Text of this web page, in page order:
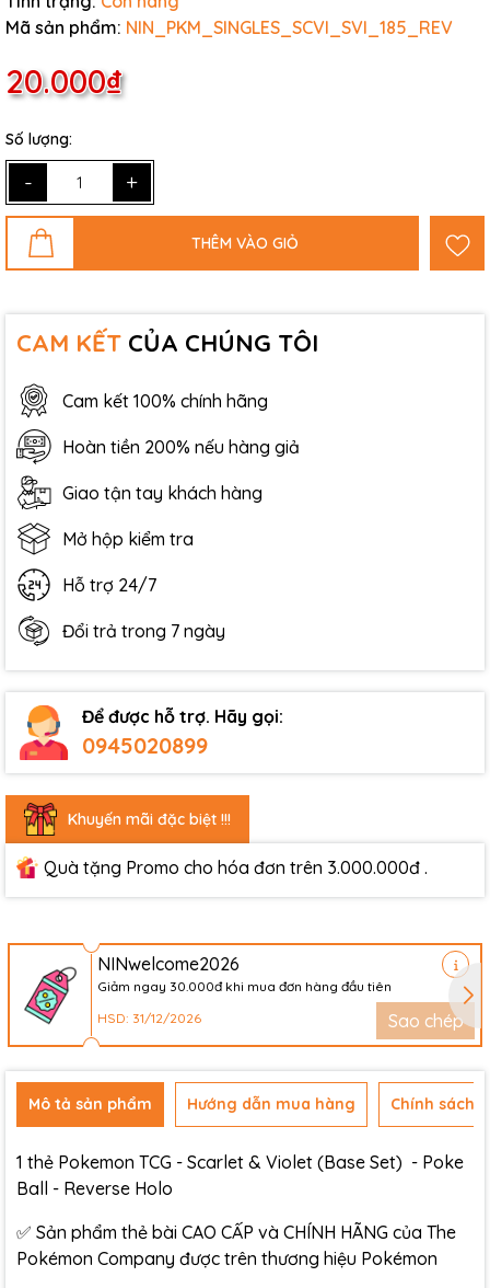
Mã sản phẩm: NIN_PKM_SINGLES_SCVI_SVI_185_REV
20.000₫
Số lượng:
- +
THÊM VÀO GIỎ
CAM KẾT CỦA CHÚNG TÔI
Cam kết 100% chính hãng
Hoàn tiền 200% nếu hàng giả
Giao tận tay khách hàng
Mở hộp kiểm tra
Hỗ trợ 24/7
Đổi trả trong 7 ngày
Để được hỗ trợ. Hãy gọi:
0945020899
Khuyến mãi đặc biệt !!!
Quà tặng Promo cho hóa đơn trên 3.000.000đ .
NINwelcome2026
Giảm ngay 30.000đ khi mua đơn hàng đầu tiên
HSD: 31/12/2026
Sao chép
Mô tả sản phẩm Hướng dẫn mua hàng Chính sách
1 thẻ Pokemon TCG - Scarlet & Violet (Base Set) - Poke
Ball - Reverse Holo
✅ Sản phẩm thẻ bài CAO CẤP và CHÍNH HÃNG của The
Pokémon Company được trên thương hiệu Pokémon